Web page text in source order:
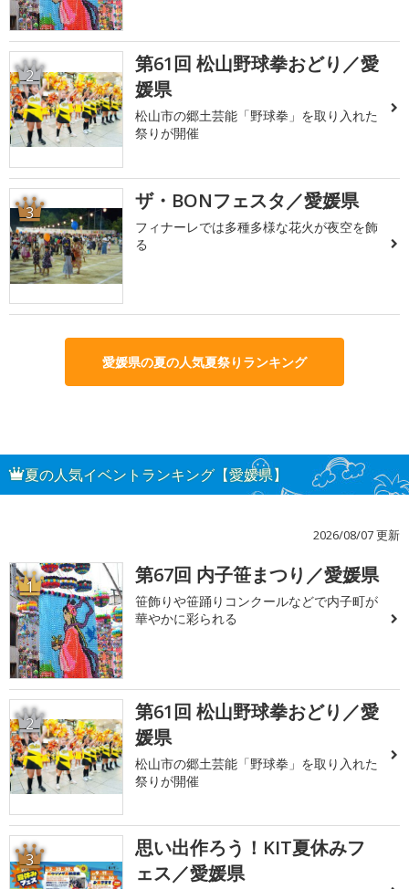
2
第61回 松山野球拳おどり／愛
媛県
松山市の郷土芸能「野球拳」を取り入れた
祭りが開催
3 ザ・BONフェスタ／愛媛県
フィナーレでは多種多様な花火が夜空を飾
る
愛媛県の夏の人気夏祭りランキング
夏の人気イベントランキング【愛媛県】
2026/08/07 更新
1 第67回 内子笹まつり／愛媛県
笹飾りや笹踊りコンクールなどで内子町が
華やかに彩られる
2
第61回 松山野球拳おどり／愛
媛県
松山市の郷土芸能「野球拳」を取り入れた
祭りが開催
3
思い出作ろう！KIT夏休みフ
ェス／愛媛県